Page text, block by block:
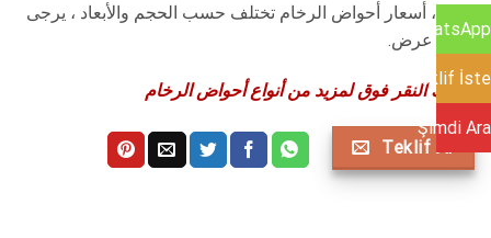
انتباه ، أسعار أحواض الرخام تختلف حسب الحجم والأبعاد ، يرجى
طلب عرض.
يمكنك النقر فوق لمزيد من أنواع أحواض الرخام
Teklif Al
WhatsApp
Teklif İste
Şimdi Ara